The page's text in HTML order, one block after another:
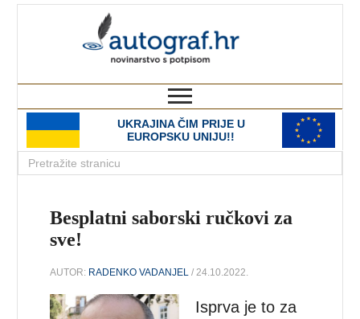
UKRAJINA ČIM PRIJE U
EUROPSKU UNIJU!!
Besplatni saborski ručkovi za
sve!
AUTOR: RADENKO VADANJEL / 24.10.2022.
Isprva je to za